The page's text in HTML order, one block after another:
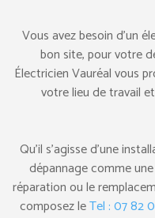
Vous avez besoin d’un
bon site, pour votre
Électricien Vauréal vous
votre lieu de travail
Qu’il s’agisse d’une
dépannage comme
réparation ou le
composez leTel : 07 82